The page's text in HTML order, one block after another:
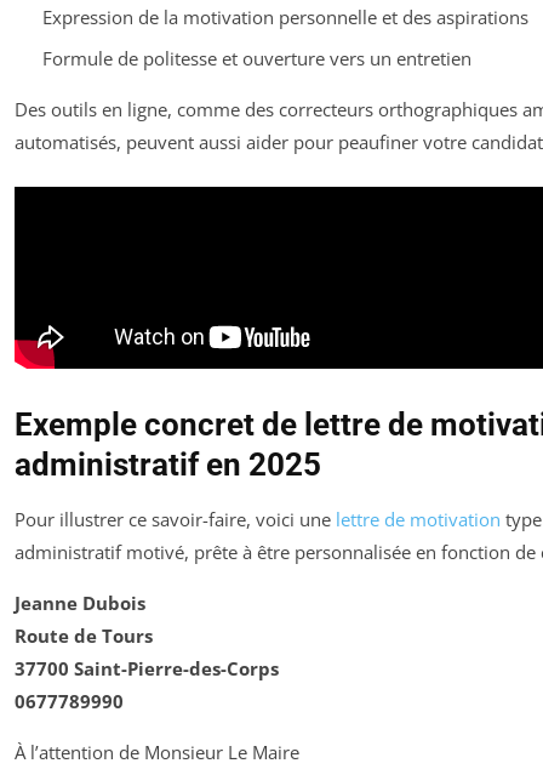
Expression de la motivation personnelle et des aspirations
Formule de politesse et ouverture vers un entretien
Des outils en ligne, comme des correcteurs orthographiques
automatisés, peuvent aussi aider pour peaufiner votre
Exemple concret de lettre de
administratif en 2025
Pour illustrer ce savoir-faire, voici une lettre de motivation
administratif motivé, prête à être personnalisée en fonction de
Jeanne Dubois
Route de Tours
37700 Saint-Pierre-des-Corps
0677789990
À l’attention de Monsieur Le Maire